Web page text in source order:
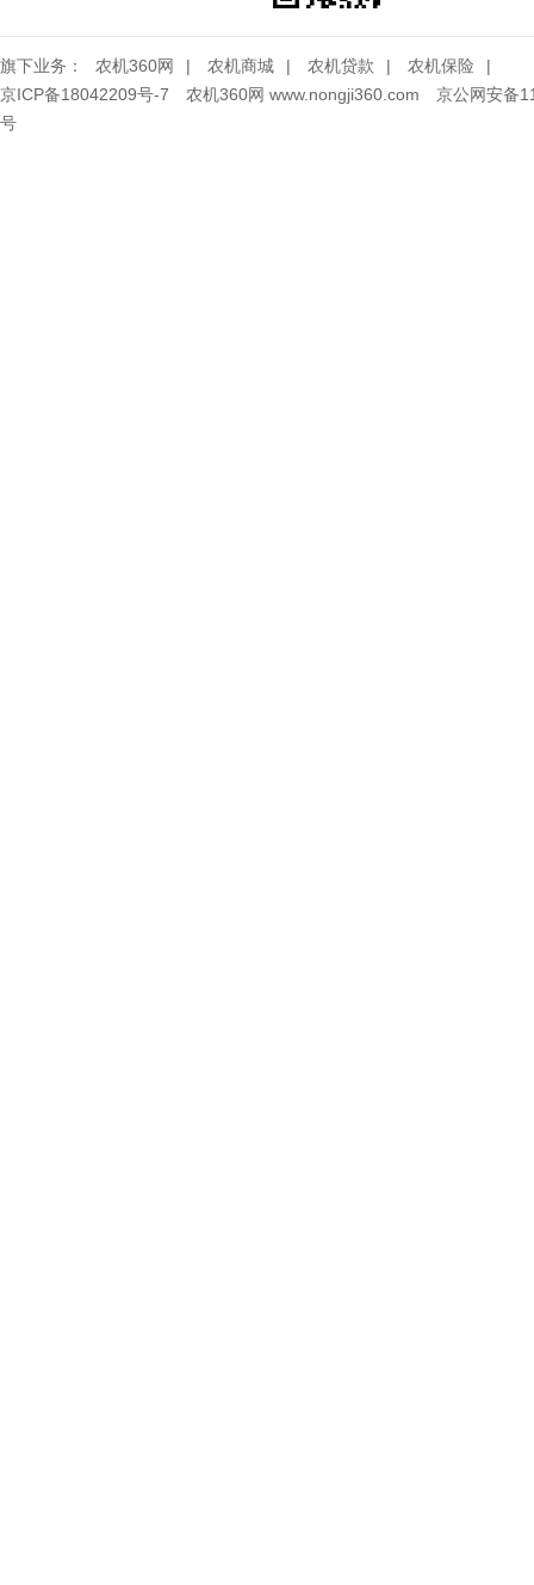
旗下业务： 农机360网 | 农机商城 | 农机贷款 | 农机保险
|
京ICP备18042209号-7 农机360网 www.nongji360.com 京公网安备
号